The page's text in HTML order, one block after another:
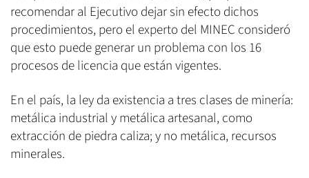
recomendar al Ejecutivo dejar sin efecto dichos
procedimientos, pero el experto del MINEC consideró
que esto puede generar un problema con los 16
procesos de licencia que están vigentes.
En el país, la ley da existencia a tres clases de minería:
metálica industrial y metálica artesanal, como
extracción de piedra caliza; y no metálica, recursos
minerales.